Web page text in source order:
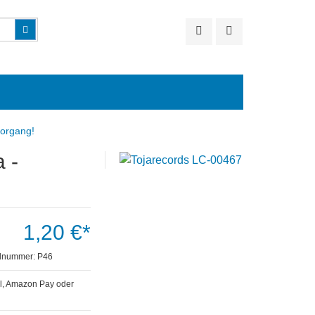
Suchen
-
1,20 €*
P46
Amazon Pay oder